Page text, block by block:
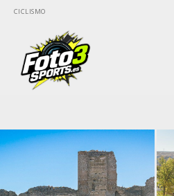
CICLISMO